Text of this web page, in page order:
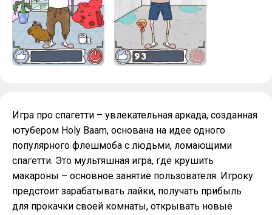
Игра про спагетти – увлекательная аркада, созданная
ютубером Holy Baam, основана на идее одного
популярного флешмоба с людьми, ломающими
спагетти. Это мультяшная игра, где крушить
макароны – основное занятие пользователя. Игроку
предстоит зарабатывать лайки, получать прибыль
для прокачки своей комнаты, открывать новые